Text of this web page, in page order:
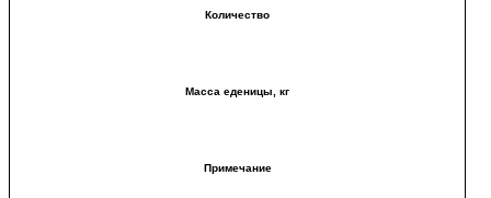
Количество
Масса еденицы, кг
Примечание